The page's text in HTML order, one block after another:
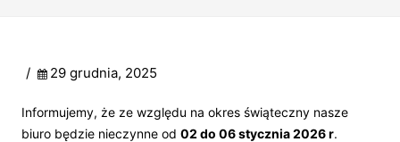
/ 29 grudnia, 2025
Informujemy, że ze względu na okres świąteczny nasze
biuro będzie nieczynne od 02 do 06 stycznia 2026 r.